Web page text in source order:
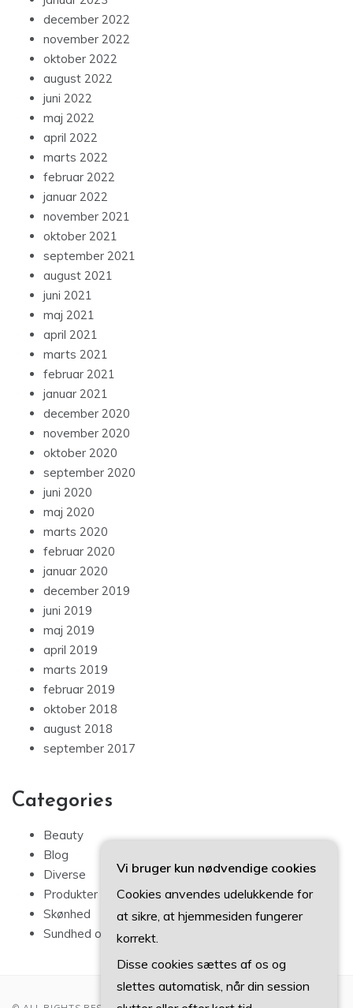
december 2022
november 2022
oktober 2022
august 2022
juni 2022
maj 2022
april 2022
marts 2022
februar 2022
januar 2022
november 2021
oktober 2021
september 2021
august 2021
juni 2021
maj 2021
april 2021
marts 2021
februar 2021
januar 2021
december 2020
november 2020
oktober 2020
september 2020
juni 2020
maj 2020
marts 2020
februar 2020
januar 2020
december 2019
juni 2019
maj 2019
april 2019
marts 2019
februar 2019
oktober 2018
august 2018
september 2017
Categories
Beauty
Blog
Diverse
Produkter
Skønhed
Sundhed og sport
Vi bruger kun nødvendige cookies
Cookies anvendes udelukkende for
at sikre, at hjemmesiden fungerer
korrekt.
Disse cookies sættes af os og
slettes automatisk, når din session